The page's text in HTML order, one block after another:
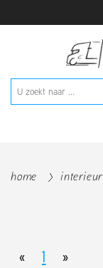
home interieur
« 1 »